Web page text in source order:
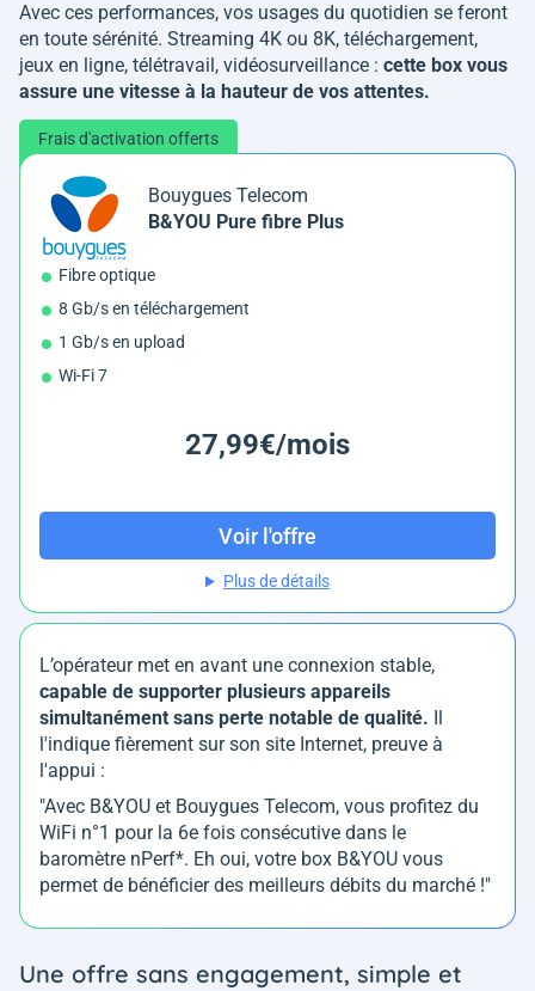
Avec ces performances, vos usages du quotidien se feront
en toute sérénité. Streaming 4K ou 8K, téléchargement,
jeux en ligne, télétravail, vidéosurveillance : cette box vous
assure une vitesse à la hauteur de vos attentes.
Frais d'activation offerts
Bouygues Telecom
B&YOU Pure fibre Plus
Fibre optique
8 Gb/s en téléchargement
1 Gb/s en upload
Wi-Fi 7
27,99€/mois
Voir l'offre
Plus de détails
L’opérateur met en avant une connexion stable,
capable de supporter plusieurs appareils
simultanément sans perte notable de qualité.
l'indique fièrement sur son site Internet, preuve à
l'appui :
"Avec B&YOU et Bouygues Telecom, vous profitez du
WiFi n°1 pour la 6e fois consécutive dans le
baromètre nPerf*. Eh oui, votre box B&YOU vous
permet de bénéficier des meilleurs débits du marché !"
Une offre sans engagement, simple et